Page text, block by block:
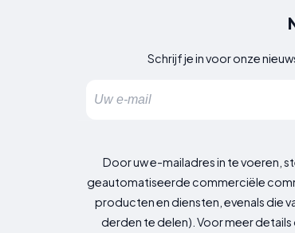
Schrijf je in voor onze
Door uw e-mailadres in te voeren,
geautomatiseerde commerciële
producten en diensten, evenals die
derden te delen). Voor meer